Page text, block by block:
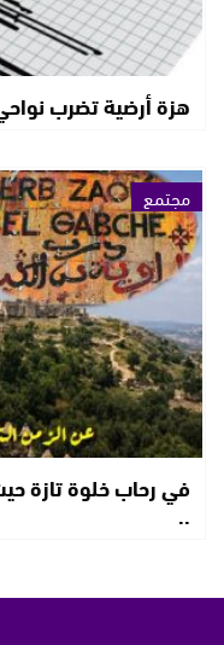
هزة أرضية تضرب
مجتمع
في رحاب خلوة تازة
..